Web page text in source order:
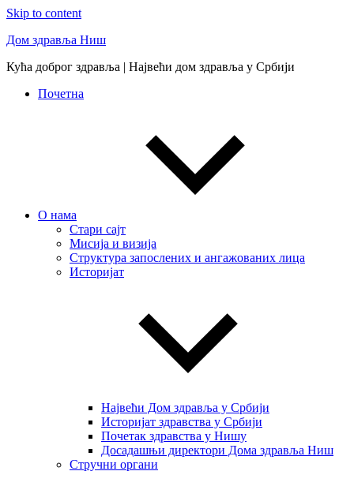
Skip to content
Дом здравља Ниш
Кућа доброг здравља | Највећи дом здравља у Србији
Почетна
О нама
Стари сајт
Мисија и визија
Структура запослених и ангажованих лица
Историјат
Највећи Дом здравља у Србији
Историјат здравства у Србији
Почетак здравства у Нишу
Досадашњи директори Дома здравља Ниш
Стручни органи